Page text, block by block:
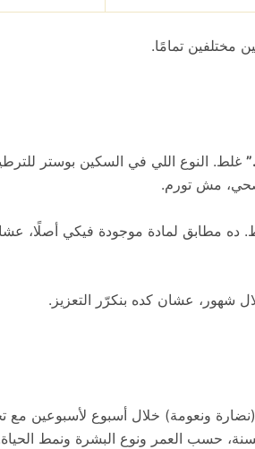
مختلفين تمامًا.
غلط. النوع اللي في السكين بوستر
صحي، مش تورم.
ده مطابق لمادة موجودة فيكي أصلًا،
شهور، عشان كده بنكرّر التعزيز.
ونعومة) خلال أسبوع لأسبوعين مع